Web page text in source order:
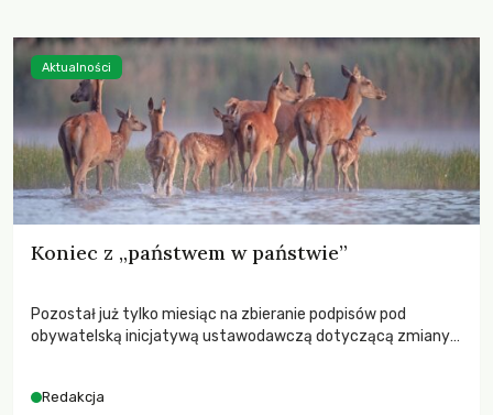
Koniec z „państwem w państwie”
Pozostał już tylko miesiąc na zbieranie podpisów pod
obywatelską inicjatywą ustawodawczą dotyczącą zmiany
niezwykle korzystne rozwiązania dla przyrody i zwierząt,
Redakcja
Aktualności